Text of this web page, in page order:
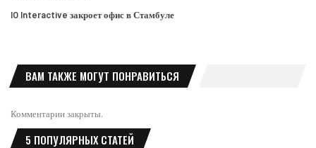
IO Interactive закроет офис в Стамбуле
ВАМ ТАКЖЕ МОГУТ ПОНРАВИТЬСЯ
Комментарии закрыты.
5 ПОПУЛЯРНЫХ СТАТЕЙ